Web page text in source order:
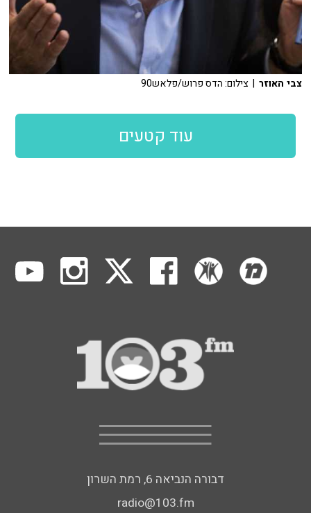
צבי האוזר | צילום: הדס פרוש/פלאש90
עוד קטעים
דבורה הנביאה 6, רמת השרון
radio@103.fm